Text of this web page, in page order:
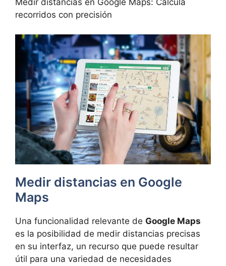
Medir distancias en Google Maps: Calcula
recorridos con precisión
Medir distancias en Google
Maps
Una funcionalidad relevante de Google Maps
es la posibilidad de medir distancias precisas
en su interfaz, un recurso que puede resultar
útil para una variedad de necesidades